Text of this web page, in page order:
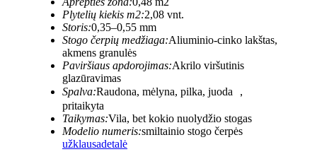
Plytelių kiekis m2:2,08 vnt.
Storis:0,35–0,55 mm
Stogo čerpių medžiaga:Aliuminio-cinko lakštas,
akmens granulės
Paviršiaus apdorojimas:Akrilo viršutinis
glazūravimas
Spalva:Raudona, mėlyna, pilka, juoda ，
pritaikyta
Taikymas:Vila, bet kokio nuolydžio stogas
Modelio numeris:smiltainio stogo čerpės
užklausadetalė